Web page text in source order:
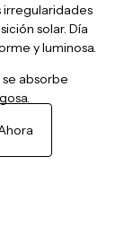
irregularidades
solar. Día
y luminosa.
absorbe